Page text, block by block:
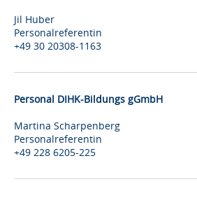
Jil Huber
Personalreferentin
+49 30 20308-1163
Personal DIHK-Bildungs gGmbH
Martina Scharpenberg
Personalreferentin
+49 228 6205-225